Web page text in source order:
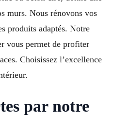
murs. Nous rénovons vos
produits adaptés. Notre
vous permet de profiter
Choisissez l’excellence
par notre